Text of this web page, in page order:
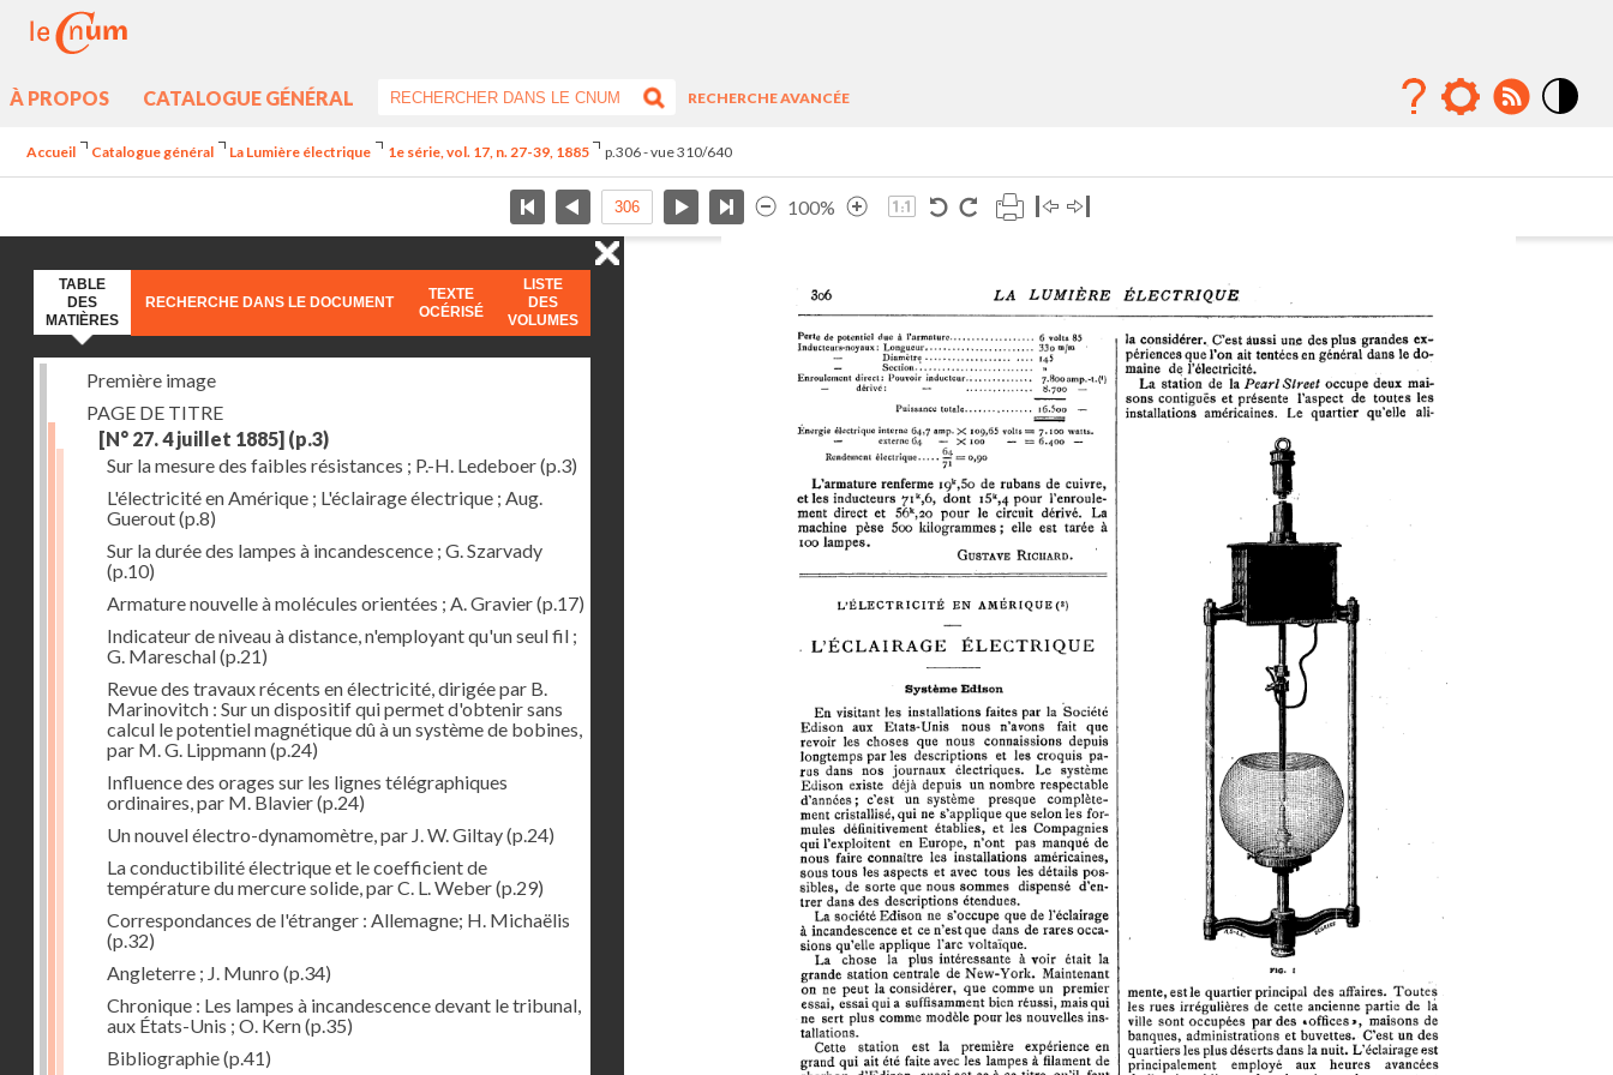
À PROPOS CATALOGUE GÉNÉRAL
RECHERCHE AVANCÉE
Accueil Catalogue général La Lumière électrique 1e série, vol. 17, n. 27-39, 1885 p.306 - vue 310/640
100%
TABLE
DES
MATIÈRES
RECHERCHE DANS LE DOCUMENT
TEXTE
OCÉRISÉ
LISTE
DES
VOLUMES
Première image
PAGE DE TITRE
[N° 27. 4 juillet 1885] (p.3)
Sur la mesure des faibles résistances ; P.-H. Ledeboer(p.3)
L'électricité en Amérique ; L'éclairage électrique ; Aug.
Guerout(p.8)
Sur la durée des lampes à incandescence ; G. Szarvady
(p.10)
Armature nouvelle à molécules orientées ; A. Gravier(p.17)
Indicateur de niveau à distance, n'employant qu'un seul fil ;
G. Mareschal(p.21)
Revue des travaux récents en électricité, dirigée par B.
Marinovitch : Sur un dispositif qui permet d'obtenir sans
calcul le potentiel magnétique dû à un système de bobines,
par M. G. Lippmann(p.24)
Influence des orages sur les lignes télégraphiques
ordinaires, par M. Blavier(p.24)
Un nouvel électro-dynamomètre, par J. W. Giltay(p.24)
La conductibilité électrique et le coefficient de
température du mercure solide, par C. L. Weber(p.29)
Correspondances de l'étranger : Allemagne; H. Michaëlis
(p.32)
Angleterre ; J. Munro (p.34)
Chronique : Les lampes à incandescence devant le tribunal,
aux États-Unis ; O. Kern(p.35)
Bibliographie(p.41)